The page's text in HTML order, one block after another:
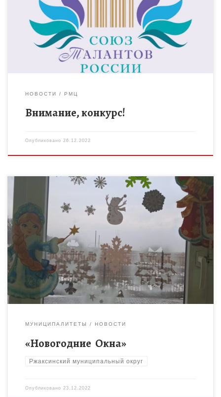
XXIX Международный фестиваль музыки и танца
«Мы дети твои, Россия!» проходит в […]
НОВОСТИ РМЦ
Внимание, конкурс!
Опубликовано 26.12.2022
Филиал «МБОУ Ржаксинской сош №2 им.Героя Советского
союза Г.А.Пономарева» в с.Каменка.Воспитанники из группы
дополнительного образования приняли участие во
Всероссийской акции «Новогодние Окна».
МУНИЦИПАЛИТЕТЫ НОВОСТИ
«Новогодние Окна»
Ржаксинский муниципальный округ
Опубликовано 23.12.2022